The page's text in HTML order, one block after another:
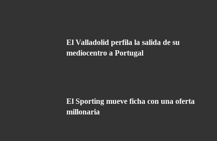
El Valladolid perfila la salida de su
mediocentro a Portugal
El Sporting mueve ficha con una oferta
millonaria